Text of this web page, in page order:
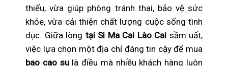
thiếu, vừa giúp phòng tránh thai, bảo vệ sức
khỏe, vừa cải thiện chất lượng cuộc sống tình
dục. Giữa lòng tại Si Ma Cai Lào Cai sầm uất,
việc lựa chọn một địa chỉ đáng tin cậy để mua
bao cao sulà điều mà nhiều khách hàng luôn